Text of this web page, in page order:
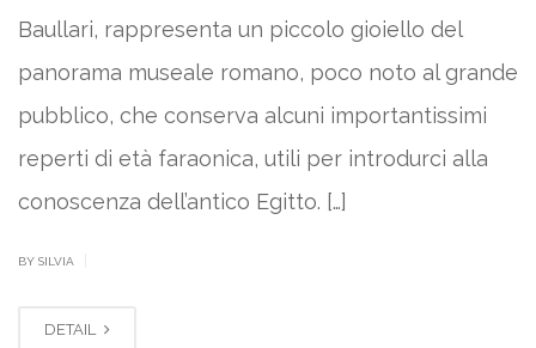
Baullari, rappresenta un piccolo gioiello del
panorama museale romano, poco noto al grande
pubblico, che conserva alcuni importantissimi
reperti di età faraonica, utili per introdurci alla
conoscenza dell’antico Egitto. […]
BY SILVIA
DETAIL